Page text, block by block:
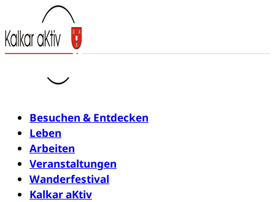
Besuchen & Entdecken
Leben
Arbeiten
Veranstaltungen
Wanderfestival
Kalkar aKtiv